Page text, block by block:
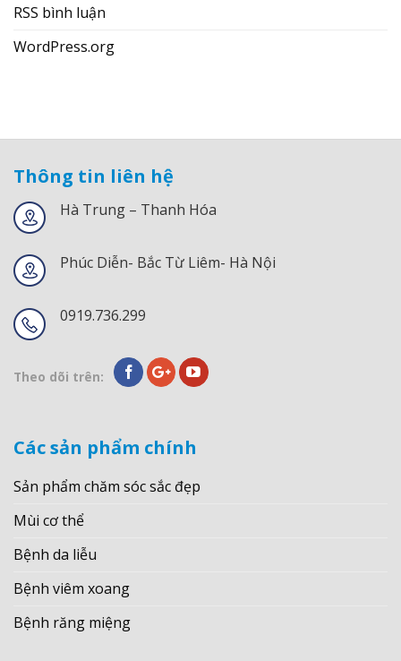
RSS bình luận
WordPress.org
Thông tin liên hệ
Hà Trung – Thanh Hóa
Phúc Diễn- Bắc Từ Liêm- Hà Nội
0919.736.299
Theo dõi trên:
Các sản phẩm chính
Sản phẩm chăm sóc sắc đẹp
Mùi cơ thể
Bệnh da liễu
Bệnh viêm xoang
Bệnh răng miệng